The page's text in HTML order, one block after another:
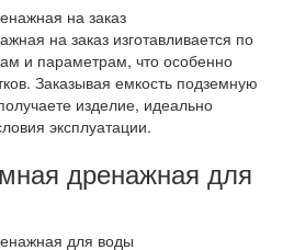
на заказ изготавливается по
и параметрам, что особенно
Заказывая емкость подземную
изделие, идеально
эксплуатации.
дренажная для